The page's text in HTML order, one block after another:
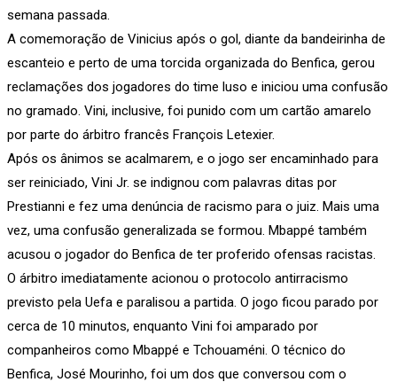
semana passada.
A comemoração de Vinicius após o gol, diante da bandeirinha de
escanteio e perto de uma torcida organizada do Benfica, gerou
reclamações dos jogadores do time luso e iniciou uma confusão
no gramado. Vini, inclusive, foi punido com um cartão amarelo
por parte do árbitro francês François Letexier.
Após os ânimos se acalmarem, e o jogo ser encaminhado para
ser reiniciado, Vini Jr. se indignou com palavras ditas por
Prestianni e fez uma denúncia de racismo para o juiz. Mais uma
vez, uma confusão generalizada se formou. Mbappé também
acusou o jogador do Benfica de ter proferido ofensas racistas.
O árbitro imediatamente acionou o protocolo antirracismo
previsto pela Uefa e paralisou a partida. O jogo ficou parado por
cerca de 10 minutos, enquanto Vini foi amparado por
companheiros como Mbappé e Tchouaméni. O técnico do
Benfica, José Mourinho, foi um dos que conversou com o